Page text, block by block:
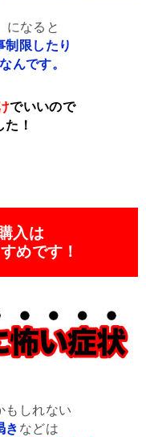
になると
制限したり
んです。
でいいので
！
入は
めです！
もしれない
き などは